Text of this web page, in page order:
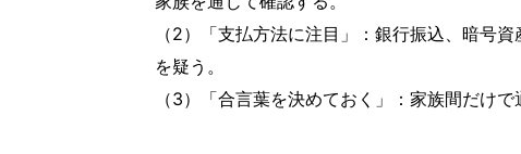
（2）「支払方法に注目」：銀行振込、暗号
を疑う。
（3）「合言葉を決めておく」：家族間だけ